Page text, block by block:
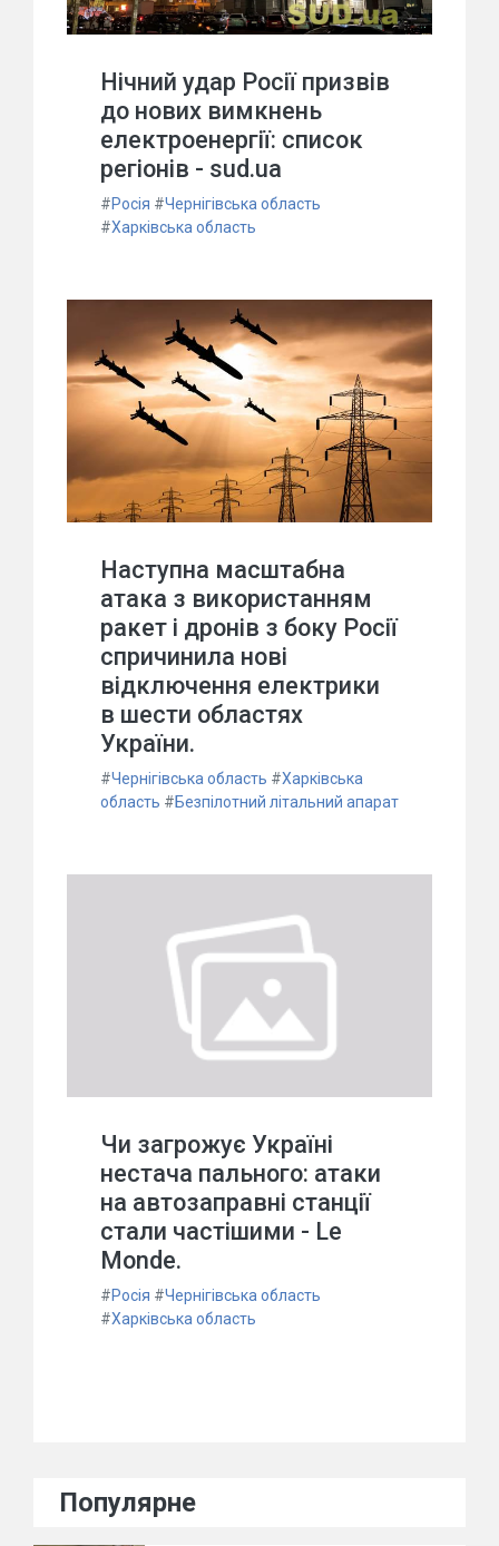
Нічний удар Росії призвів
до нових вимкнень
електроенергії: список
регіонів - sud.ua
#Росія #Чернігівська область
#Харківська область
Наступна масштабна
атака з використанням
ракет і дронів з боку Росії
спричинила нові
відключення електрики
в шести областях
України.
#Чернігівська область #Харківська
область #Безпілотний літальний апарат
Чи загрожує Україні
нестача пального: атаки
на автозаправні станції
стали частішими - Le
Monde.
#Росія #Чернігівська область
#Харківська область
Популярне